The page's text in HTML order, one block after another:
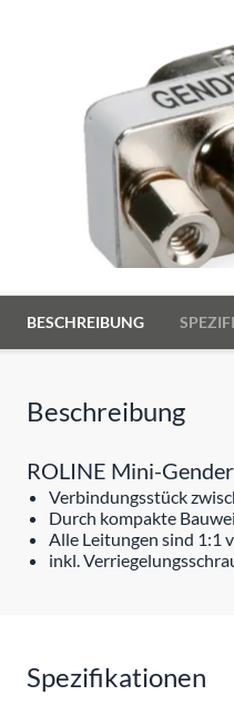
BESCHREIBUNG
Beschreibung
ROLINE Mini-
Verbindungsstück
Durch kompakte
Alle Leitungen sind 1:1
inkl.
Spezifikationen